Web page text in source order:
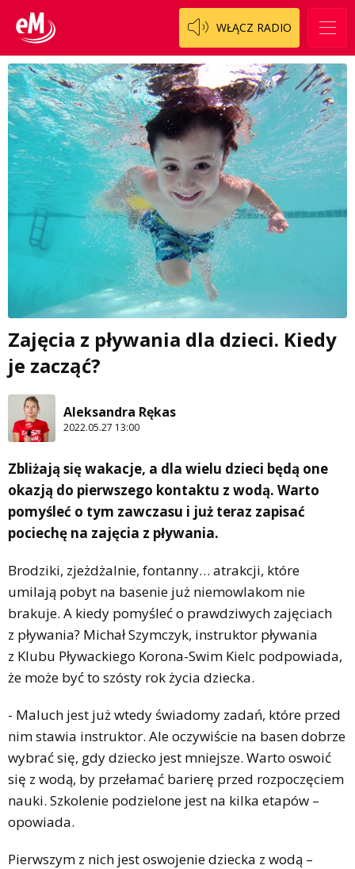
WŁĄCZ RADIO
Zajęcia z pływania dla dzieci. Kiedy
je zacząć?
Aleksandra Rękas
2022.05.27 13:00
Zbliżają się wakacje, a dla wielu dzieci będą one
okazją do pierwszego kontaktu z wodą. Warto
pomyśleć o tym zawczasu i już teraz zapisać
pociechę na zajęcia z pływania.
Brodziki, zjeżdżalnie, fontanny… atrakcji, które
umilają pobyt na basenie już niemowlakom nie
brakuje. A kiedy pomyśleć o prawdziwych zajęciach
z pływania? Michał Szymczyk, instruktor pływania
z Klubu Pływackiego Korona-Swim Kielc podpowiada,
że może być to szósty rok życia dziecka.
- Maluch jest już wtedy świadomy zadań, które przed
nim stawia instruktor. Ale oczywiście na basen dobrze
wybrać się, gdy dziecko jest mniejsze. Warto oswoić
się z wodą, by przełamać barierę przed rozpoczęciem
nauki. Szkolenie podzielone jest na kilka etapów –
opowiada.
Pierwszym z nich jest oswojenie dziecka z wodą –